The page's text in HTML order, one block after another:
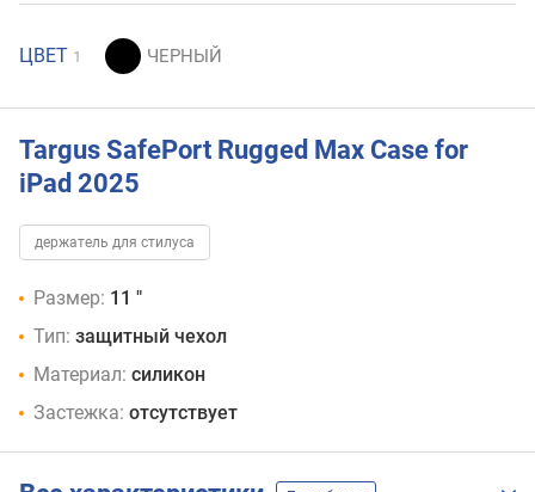
ЦВЕТ 1
Targus SafePort Rugged Max Case for
iPad 2025
держатель для стилуса
Размер: 11 "
Тип: защитный чехол
Материал: силикон
Застежка: отсутствует